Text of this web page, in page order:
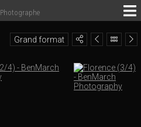
Photographe
Grand format